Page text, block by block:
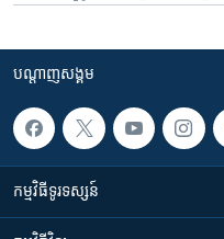
បណ្តាញ​សង្គម
កម្មវិធី​ទូរទស្សន៍